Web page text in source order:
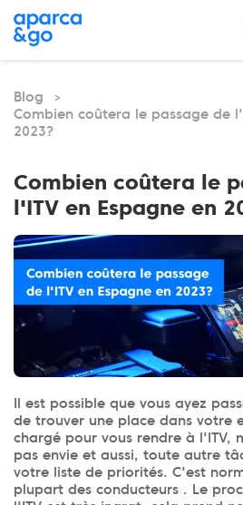
Blog >
Combien coûtera le passage de
2023?
Combien coûtera le
l'ITV en Espagne en
Il est possible que vous ayez
de trouver une place dans votre
chargé pour vous rendre à l'ITV,
pas envie et aussi, toute autre
votre liste de priorités. C'est
plupart des conducteurs . Le